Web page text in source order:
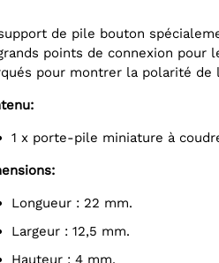
de pile bouton
points de connexion pour
pour montrer la polarité de
1 x porte-pile miniature à
Longueur : 22 mm.
Largeur : 12,5 mm.
Hauteur : 4 mm.